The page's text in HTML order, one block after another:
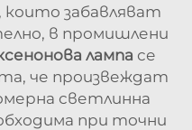
забавляват
в промишлени
лампа се
че произвеждат
светлинна
при точни